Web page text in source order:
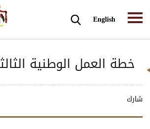
English
خطة العمل الوطنية
شارك